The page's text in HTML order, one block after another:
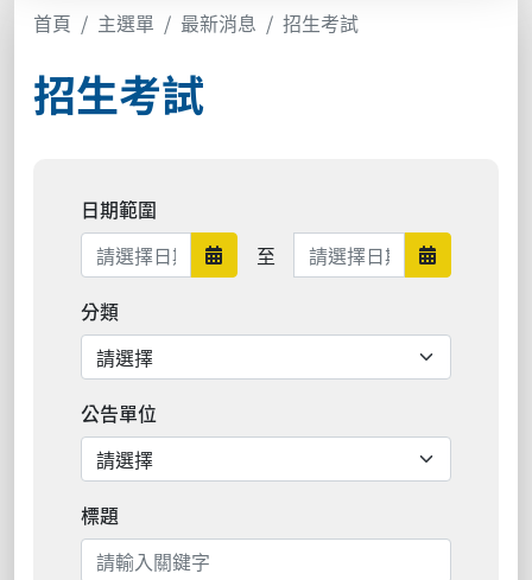
首頁 主選單 最新消息 招生考試
招生考試
日期範圍
日期範圍開始
至 日期範圍結束 日期範圍
分類
公告單位
標題